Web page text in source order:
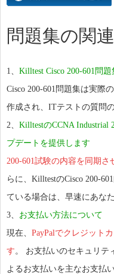
問題集の関
1、 Killtest Cisco 200-601問
Cisco 200-601問題集は実際
作成され、ITテストの質問
2、 KilltestのCCNA Industrial
プデートを提供します
200-601試験の内容を同期
らに、KilltestのCisco 200-
ている場合は、早速にあな
3、 お支払い方法について
現在、 PayPalでクレジット
す 。 お支払いのセキュリテ
よるお支払いを主なお支払